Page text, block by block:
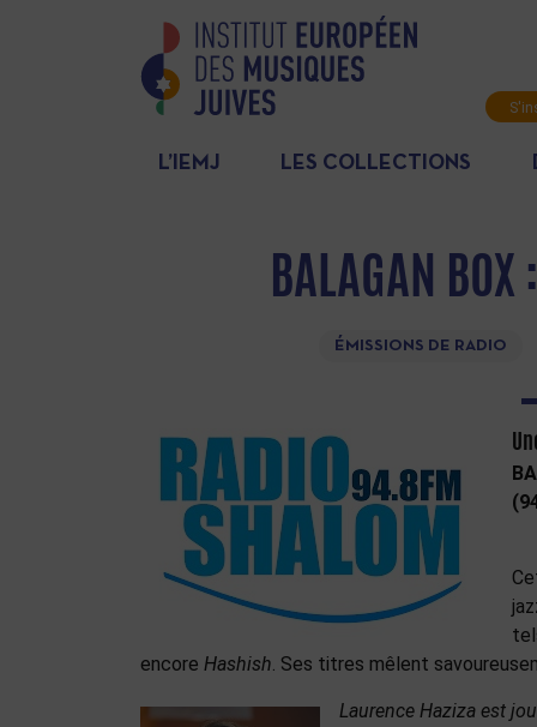
L’IEMJ LES COLLECTIONS
BALAGAN
ÉMISSIONS DE RADIO
encore Hashish. Ses titres mêlent
Laurence Haziza est